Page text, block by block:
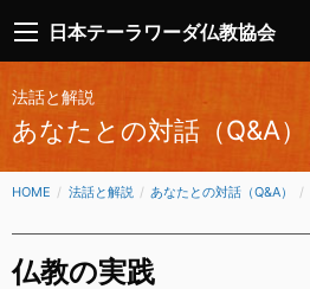
日本テーラワーダ仏教協会
法話と解説
あなたとの対話（Q&A）
HOME 法話と解説 あなたとの対話（Q&A）
仏教の実践